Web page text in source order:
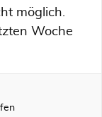
möglich.
Woche